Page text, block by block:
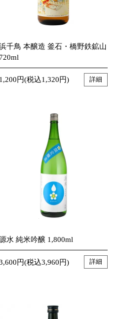
千鳥 本醸造 釜石・橋野鉄鉱山
720ml
1,200円(税込1,320円) 詳細
水 純米吟醸 1,800ml
円(税込3,960円) 詳細